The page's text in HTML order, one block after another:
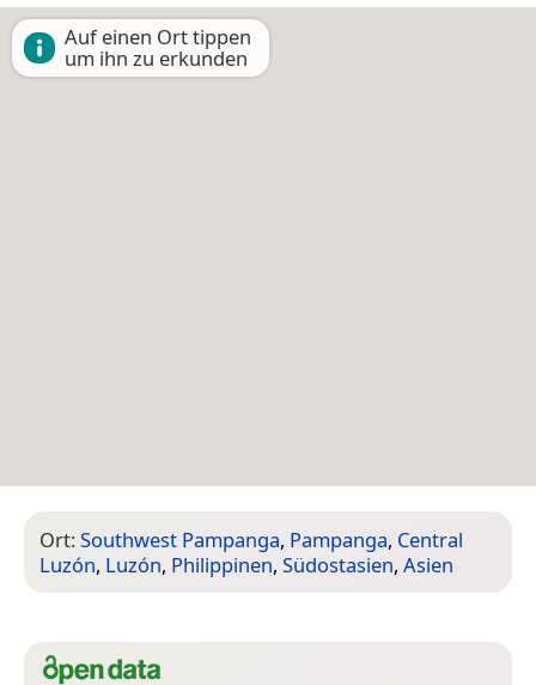
Auf einen Ort tippen
um ihn zu erkunden
Ort:Southwest Pampanga, Pampanga, Central
Luzón, Luzón, Philippinen, Südostasien, Asien